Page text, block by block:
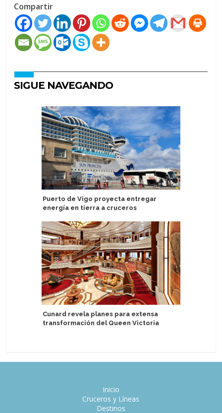
Compartir
SIGUE NAVEGANDO
Puerto de Vigo proyecta entregar
energía en tierra a cruceros
Cunard revela planes para extensa
transformación del Queen Victoria
Inicio
Cruceros y Líneas
Destinos